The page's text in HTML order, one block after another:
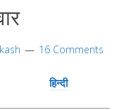
16 Comments
हिन्दी